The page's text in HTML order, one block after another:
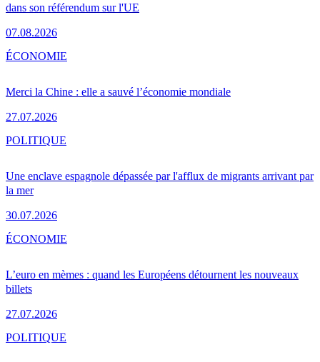
dans son référendum sur l'UE
07.08.2026
Merci la Chine : elle a sauvé l’économie mondiale
27.07.2026
ÉCONOMIE
Une enclave espagnole dépassée par l'afflux de migrants arrivant par
la mer
30.07.2026
POLITIQUE
L’euro en mèmes : quand les Européens détournent les nouveaux
billets
27.07.2026
ÉCONOMIE
POLITIQUE